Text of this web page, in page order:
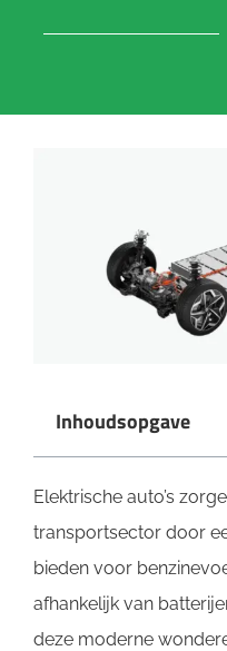
Inhoudsopgave
Elektrische auto’s
transportsector door
bieden voor
afhankelijk van
deze moderne